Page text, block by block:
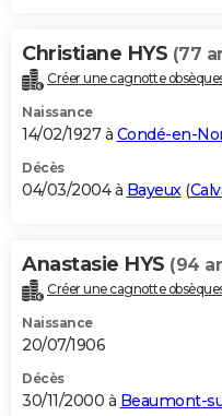
Christiane HYS (77
Créer une cagnotte
Naissance
14/02/1927 à Condé-en-
Décès
04/03/2004 à Bayeux(
Anastasie HYS (94
Créer une cagnotte
Naissance
20/07/1906
Décès
30/11/2000 à Beaumont-